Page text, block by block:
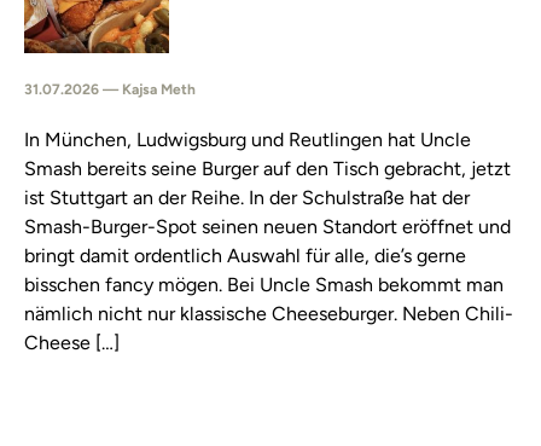
31.07.2026 — Kajsa Meth
In München, Ludwigsburg und Reutlingen hat Uncle
Smash bereits seine Burger auf den Tisch gebracht, jetzt
ist Stuttgart an der Reihe. In der Schulstraße hat der
Smash-Burger-Spot seinen neuen Standort eröffnet und
bringt damit ordentlich Auswahl für alle, die’s gerne
bisschen fancy mögen. Bei Uncle Smash bekommt man
nämlich nicht nur klassische Cheeseburger. Neben Chili-
Cheese […]